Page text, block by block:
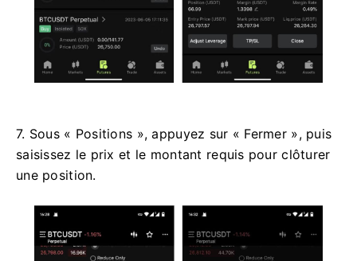
7. Sous « Positions », appuyez sur « Fermer », puis
saisissez le prix et le montant requis pour clôturer
une position.